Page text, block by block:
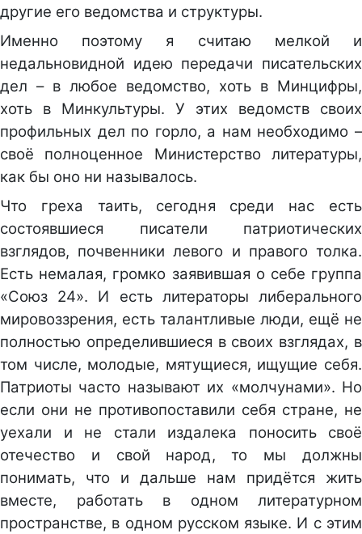
другие его ведомства и структуры.
Именно поэтому я считаю мелкой и
недальновидной идею передачи писательских
дел – в любое ведомство, хоть в Минцифры,
хоть в Минкультуры. У этих ведомств своих
профильных дел по горло, а нам необходимо –
своё полноценное Министерство литературы,
как бы оно ни называлось.
Что греха таить, сегодня среди нас есть
состоявшиеся писатели патриотических
взглядов, почвенники левого и правого толка.
Есть немалая, громко заявившая о себе группа
«Союз 24». И есть литераторы либерального
мировоззрения, есть талантливые люди, ещё не
полностью определившиеся в своих взглядах, в
том числе, молодые, мятущиеся, ищущие себя.
Патриоты часто называют их «молчунами». Но
если они не противопоставили себя стране, не
уехали и не стали издалека поносить своё
отечество и свой народ, то мы должны
понимать, что и дальше нам придётся жить
вместе, работать в одном литературном
пространстве, в одном русском языке. И с этим